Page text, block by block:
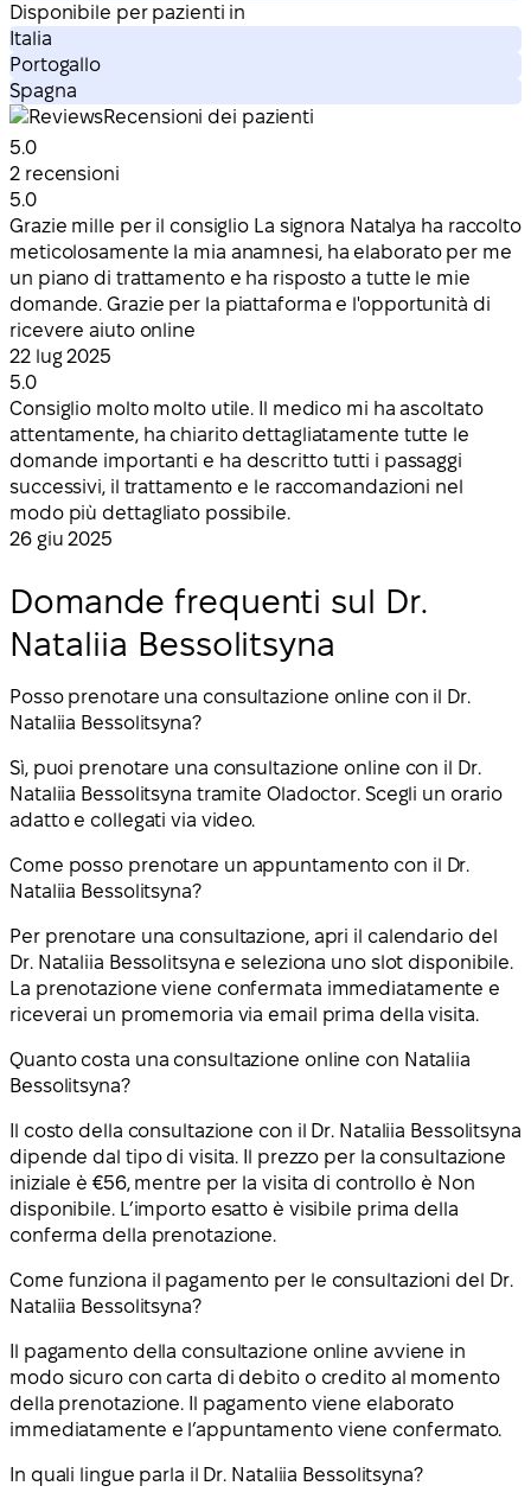
Disponibile per pazienti in
Italia
Portogallo
Spagna
Recensioni dei pazienti
5.0
2 recensioni
5.0
Grazie mille per il consiglio La signora Natalya ha raccolto
meticolosamente la mia anamnesi, ha elaborato per me
un piano di trattamento e ha risposto a tutte le mie
domande. Grazie per la piattaforma e l'opportunità di
ricevere aiuto online
22 lug 2025
5.0
Consiglio molto molto utile. Il medico mi ha ascoltato
attentamente, ha chiarito dettagliatamente tutte le
domande importanti e ha descritto tutti i passaggi
successivi, il trattamento e le raccomandazioni nel
modo più dettagliato possibile.
26 giu 2025
Domande frequenti sul Dr.
Nataliia Bessolitsyna
Posso prenotare una consultazione online con il Dr.
Nataliia Bessolitsyna?
Sì, puoi prenotare una consultazione online con il Dr.
Nataliia Bessolitsyna tramite Oladoctor. Scegli un orario
adatto e collegati via video.
Come posso prenotare un appuntamento con il Dr.
Nataliia Bessolitsyna?
Per prenotare una consultazione, apri il calendario del
Dr. Nataliia Bessolitsyna e seleziona uno slot disponibile.
La prenotazione viene confermata immediatamente e
riceverai un promemoria via email prima della visita.
Quanto costa una consultazione online con Nataliia
Bessolitsyna?
Il costo della consultazione con il Dr. Nataliia Bessolitsyna
dipende dal tipo di visita. Il prezzo per la consultazione
iniziale è €56, mentre per la visita di controllo è Non
disponibile. L’importo esatto è visibile prima della
conferma della prenotazione.
Come funziona il pagamento per le consultazioni del Dr.
Nataliia Bessolitsyna?
Il pagamento della consultazione online avviene in
modo sicuro con carta di debito o credito al momento
della prenotazione. Il pagamento viene elaborato
immediatamente e l’appuntamento viene confermato.
In quali lingue parla il Dr. Nataliia Bessolitsyna?